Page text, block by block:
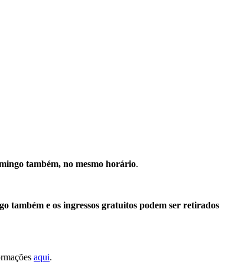
também, no mesmo horário.
também e os ingressos gratuitos podem ser retirados
aqui.